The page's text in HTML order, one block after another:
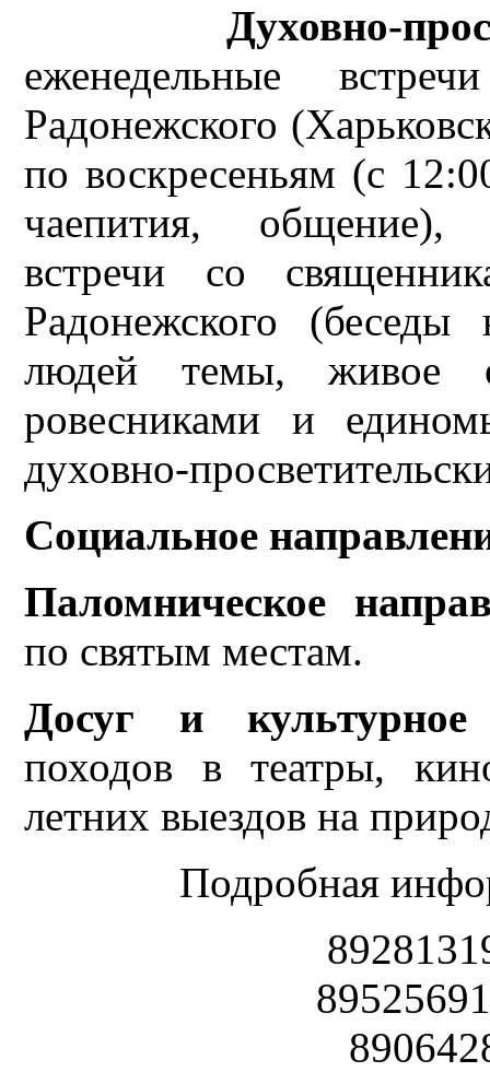
Духовно-
еженедельные
Радонежского
по воскресеньям (с
чаепития, общение),
встречи со
Радонежского
людей темы, живое
ровесниками и
духовно-
Социальное
Паломническое
по святым местам.
Досуг и культурное
походов в театры,
летних выездов на
Подробная